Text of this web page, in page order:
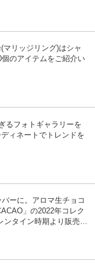
マリッジリング)はシャ
のアイテムをご紹介い
るフォトギャラリーを
ィネートでトレンドを
ーに。アロマ生チョコ
」の2022年コレク
ンタイン時期より販売ス